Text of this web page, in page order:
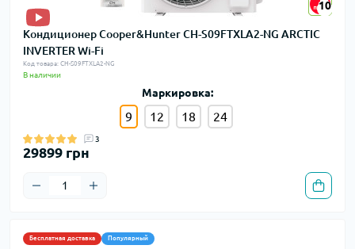
10
10
Кондиционер Cooper&Hunter CH-S09FTXLA2-NG ARCTIC
INVERTER Wi-Fi
Код товара: CH-S09FTXLA2-NG
В наличии
Маркировка:
9 12 18 24
3
29899 грн
Бесплатная доставка Популярный